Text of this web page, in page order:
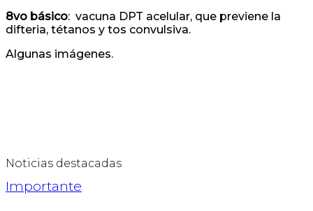
8vo básico: vacuna DPT acelular, que previene la
difteria, tétanos y tos convulsiva.
Algunas imágenes.
Noticias destacadas
Importante